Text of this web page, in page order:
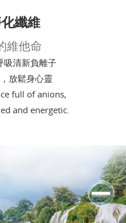
纖維
維他命
吸清新負離子
放鬆身心靈
full of anions,
and energetic.